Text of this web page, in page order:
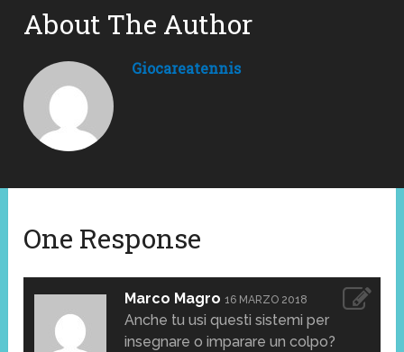
About The Author
Giocareatennis
One Response
Marco Magro 16 MARZO 2018
Anche tu usi questi sistemi per
insegnare o imparare un colpo?